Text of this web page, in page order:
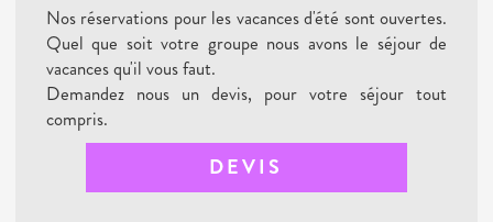
Nos réservations pour les vacances d'été sont ouvertes.
Quel que soit votre groupe nous avons le séjour de
vacances qu'il vous faut.
Demandez nous un devis, pour votre séjour tout
compris.
DEVIS